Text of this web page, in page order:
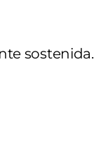
sostenida.